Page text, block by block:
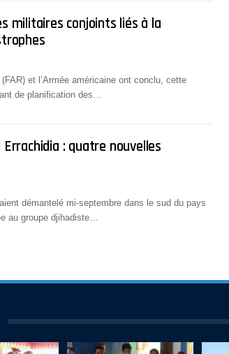
militaires conjoints liés à la
et l’Armée américaine ont conclu, cette
de planification des…
: quatre nouvelles
démantelé mi-septembre dans le sud du pays
au groupe djihadiste…